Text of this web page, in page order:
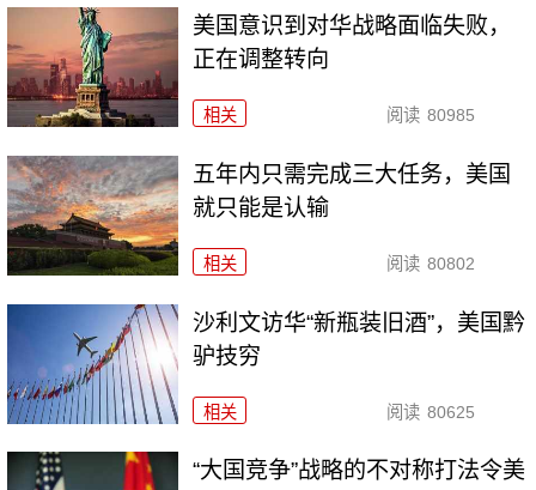
美国意识到对华战略面临失败，
正在调整转向
相关 阅读 80985
五年内只需完成三大任务，美国
就只能是认输
相关 阅读 80802
沙利文访华“新瓶装旧酒”，美国黔
驴技穷
相关 阅读 80625
“大国竞争”战略的不对称打法令美